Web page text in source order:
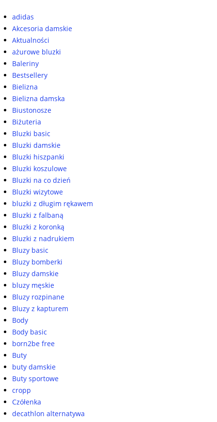
adidas
Akcesoria damskie
Aktualności
ażurowe bluzki
Baleriny
Bestsellery
Bielizna
Bielizna damska
Biustonosze
Biżuteria
Bluzki basic
Bluzki damskie
Bluzki hiszpanki
Bluzki koszulowe
Bluzki na co dzień
Bluzki wizytowe
bluzki z długim rękawem
Bluzki z falbaną
Bluzki z koronką
Bluzki z nadrukiem
Bluzy basic
Bluzy bomberki
Bluzy damskie
bluzy męskie
Bluzy rozpinane
Bluzy z kapturem
Body
Body basic
born2be free
Buty
buty damskie
Buty sportowe
cropp
Czółenka
decathlon alternatywa